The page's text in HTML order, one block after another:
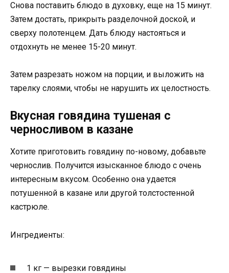
Снова поставить блюдо в духовку, еще на 15 минут.
Затем достать, прикрыть разделочной доской, и
сверху полотенцем. Дать блюду настояться и
отдохнуть не менее 15-20 минут.
Затем разрезать ножом на порции, и выложить на
тарелку слоями, чтобы не нарушить их целостность.
Вкусная говядина тушеная с
черносливом в казане
Хотите приготовить говядину по-новому, добавьте
чернослив. Получится изысканное блюдо с очень
интересным вкусом. Особенно она удается
потушенной в казане или другой толстостенной
кастрюле.
Ингредиенты:
1 кг — вырезки говядины